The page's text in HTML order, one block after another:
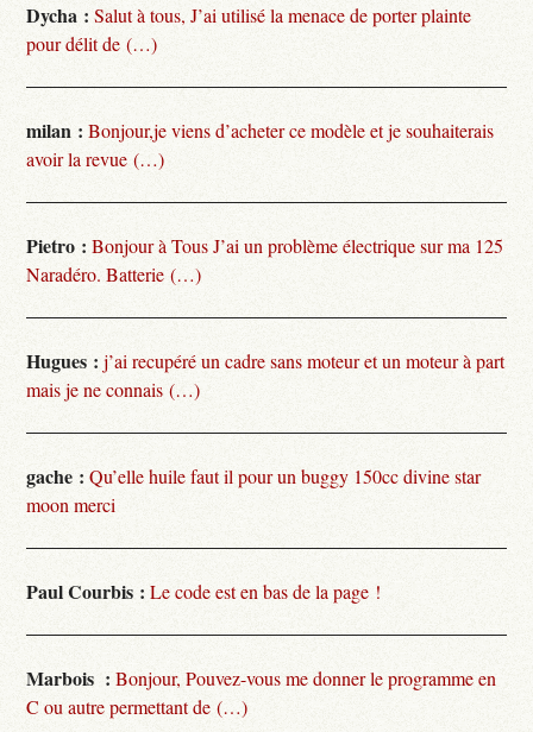
Dycha : Salut à tous, J’ai utilisé la menace de porter plainte
pour délit de (…)
milan : Bonjour,je viens d’acheter ce modèle et je souhaiterais
avoir la revue (…)
Pietro : Bonjour à Tous J’ai un problème électrique sur ma 125
Naradéro. Batterie (…)
Hugues : j’ai recupéré un cadre sans moteur et un moteur à part
mais je ne connais (…)
gache : Qu’elle huile faut il pour un buggy 150cc divine star
moon merci
Paul Courbis : Le code est en bas de la page !
Marbois : Bonjour, Pouvez-vous me donner le programme en
C ou autre permettant de (…)